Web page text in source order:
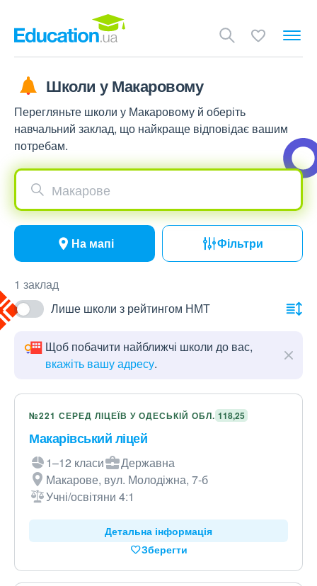
Школи у Макаровому
Перегляньте школи у Макаровому й оберіть
навчальний заклад, що найкраще відповідає вашим
потребам.
Макарове
На мапі Фільтри
1 заклад
Лише школи з рейтингом НМТ
Щоб побачити найближчі школи до вас,
вкажіть вашу адресу.
№221 СЕРЕД ЛІЦЕЇВ У ОДЕСЬКІЙ ОБЛ. 118,25
Макарівський ліцей
1–12 класи
Державна
Макарове, вул. Молодіжна, 7-б
Учні/освітяни 4:1
Детальна інформація
Зберегти